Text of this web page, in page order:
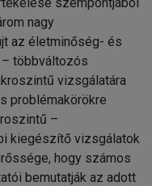
nagy
az életminőség- és
többváltozós
vizsgálatára
problémakörökre
–
kiegészítő vizsgálatok
hogy számos
bemutatják az adott